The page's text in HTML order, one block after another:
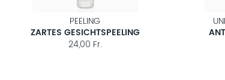
ZARTES GESICHTSPEELING
ANTI-